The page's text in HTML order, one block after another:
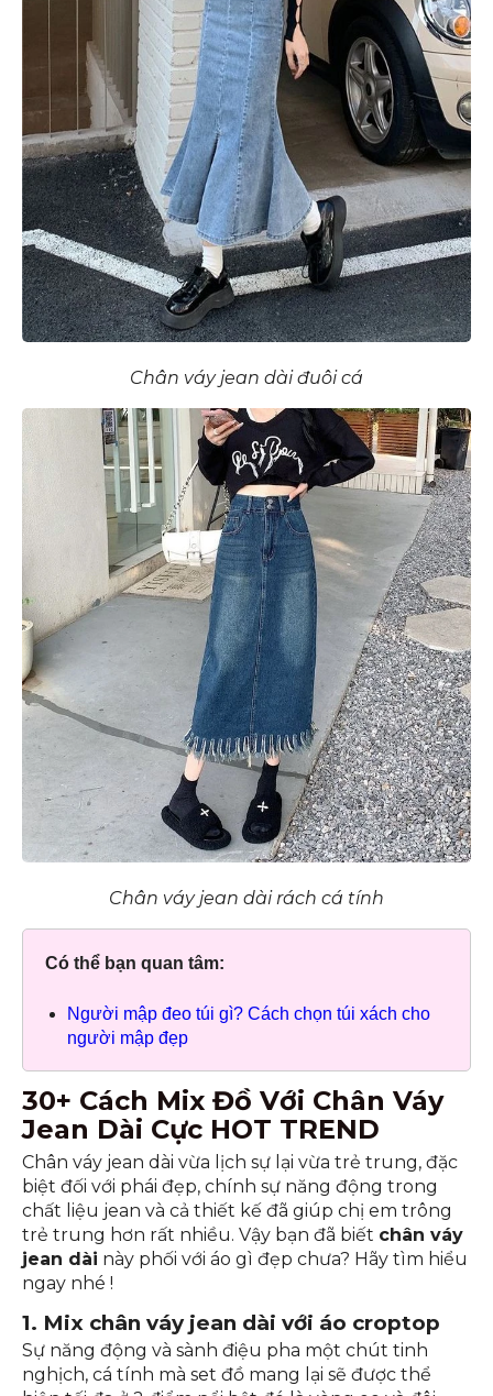
Chân váy jean dài đuôi cá
Chân váy jean dài rách cá tính
Có thể bạn quan tâm:
Người mập đeo túi gì? Cách chọn túi xách cho
người mập đẹp
30+ Cách Mix Đồ Với Chân Váy
Jean Dài Cực HOT TREND
Chân váy jean dài vừa lịch sự lại vừa trẻ trung, đặc
biệt đối với phái đẹp, chính sự năng động trong
chất liệu jean và cả thiết kế đã giúp chị em trông
trẻ trung hơn rất nhiều. Vậy bạn đã biết chân váy
jean dài này phối với áo gì đẹp chưa? Hãy tìm hiểu
ngay nhé !
1. Mix chân váy jean dài với áo croptop
Sự năng động và sành điệu pha một chút tinh
nghịch, cá tính mà set đồ mang lại sẽ được thể